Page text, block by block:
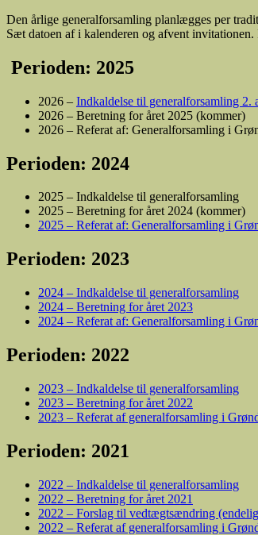
Den årlige generalforsamling planlægges per
Sæt datoen af i kalenderen og afvent
Perioden: 2025
2026 – Indkaldelse til generalforsamling 2.
2026 – Beretning for året 2025 (kommer)
2026 – Referat af: Generalforsamling i
Perioden: 2024
2025 – Indkaldelse til generalforsamling
2025 – Beretning for året 2024 (kommer)
2025 – Referat af: Generalforsamling i
Perioden: 2023
2024 – Indkaldelse til generalforsamling
2024 – Beretning for året 2023
2024 – Referat af: Generalforsamling i
Perioden: 2022
2023 – Indkaldelse til generalforsamling
2023 – Beretning for året 2022
2023 – Referat af generalforsamling i
Perioden: 2021
2022 – Indkaldelse til generalforsamling
2022 – Beretning for året 2021
2022 – Forslag til vedtægtsændring
2022 – Referat af generalforsamling i